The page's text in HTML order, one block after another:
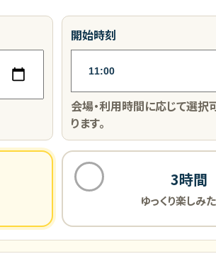
開始時刻
会場・利用時間に応じて選
ります。
3時間
ゆっくり楽しみ